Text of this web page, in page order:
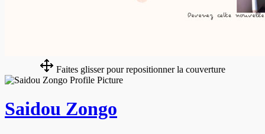
Faites glisser pour repositionner la couverture
Saidou Zongo